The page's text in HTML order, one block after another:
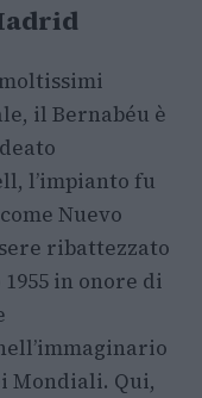
il Bernabéu è
l’impianto fu
Nuevo
ribattezzato
in onore di
Mondiali. Qui,